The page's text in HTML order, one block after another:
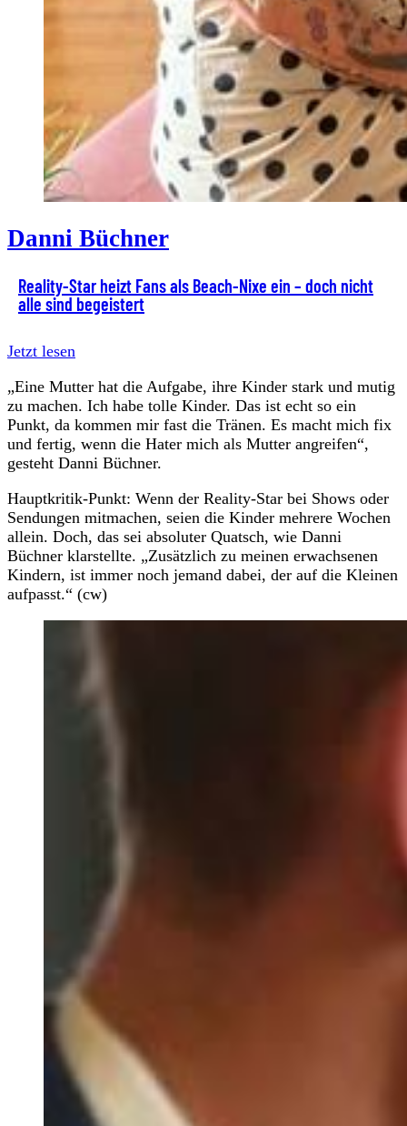
Danni Büchner
Reality-Star heizt Fans als Beach-Nixe ein – doch nicht
alle sind begeistert
Jetzt lesen
„Eine Mutter hat die Aufgabe, ihre Kinder stark und mutig
zu machen. Ich habe tolle Kinder. Das ist echt so ein
Punkt, da kommen mir fast die Tränen. Es macht mich fix
und fertig, wenn die Hater mich als Mutter angreifen“,
gesteht Danni Büchner.
Hauptkritik-Punkt: Wenn der Reality-Star bei Shows oder
Sendungen mitmachen, seien die Kinder mehrere Wochen
allein. Doch, das sei absoluter Quatsch, wie Danni
Büchner klarstellte. „Zusätzlich zu meinen erwachsenen
Kindern, ist immer noch jemand dabei, der auf die Kleinen
aufpasst.“ (cw)